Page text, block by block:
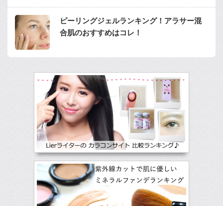
ピーリングジェルランキング！アラサー混
合肌のおすすめはコレ！